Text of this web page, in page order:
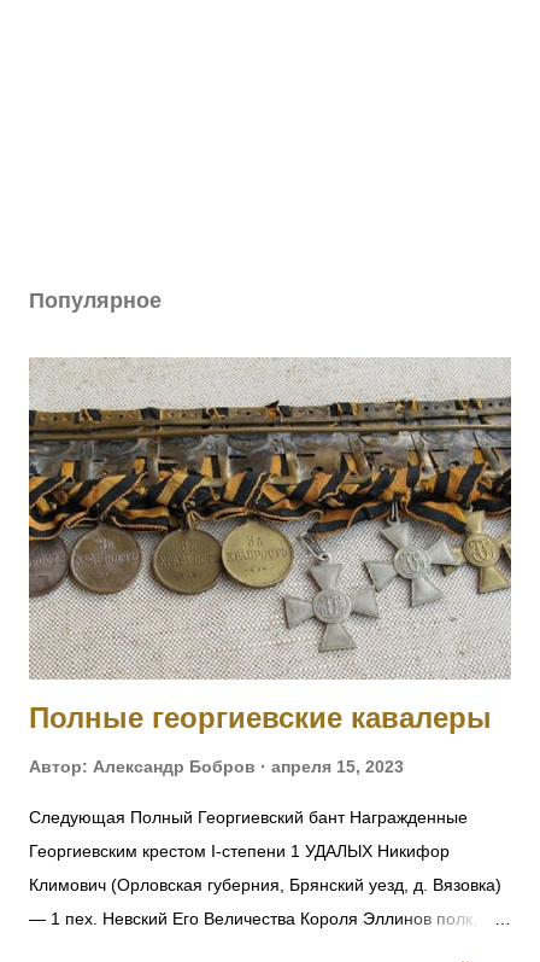
Популярное
Полные георгиевские кавалеры
Автор: Александр Бобров апреля 15, 2023
Следующая Полный Георгиевский бант Награжденные
Георгиевским крестом I-степени 1 УДАЛЫХ Никифор
Климович (Орловская губерния, Брянский уезд, д. Вязовка)
— 1 пех. Невский Его Величества Короля Эллинов полк,